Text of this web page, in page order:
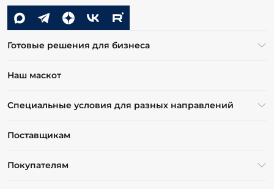
Готовые решения для бизнеса
Наш маскот
Специальные условия для разных направлений
Поставщикам
Покупателям